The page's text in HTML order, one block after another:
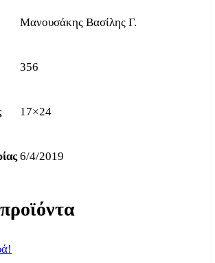
Μανουσάκης Βασίλης Γ.
356
17×24
6/4/2019